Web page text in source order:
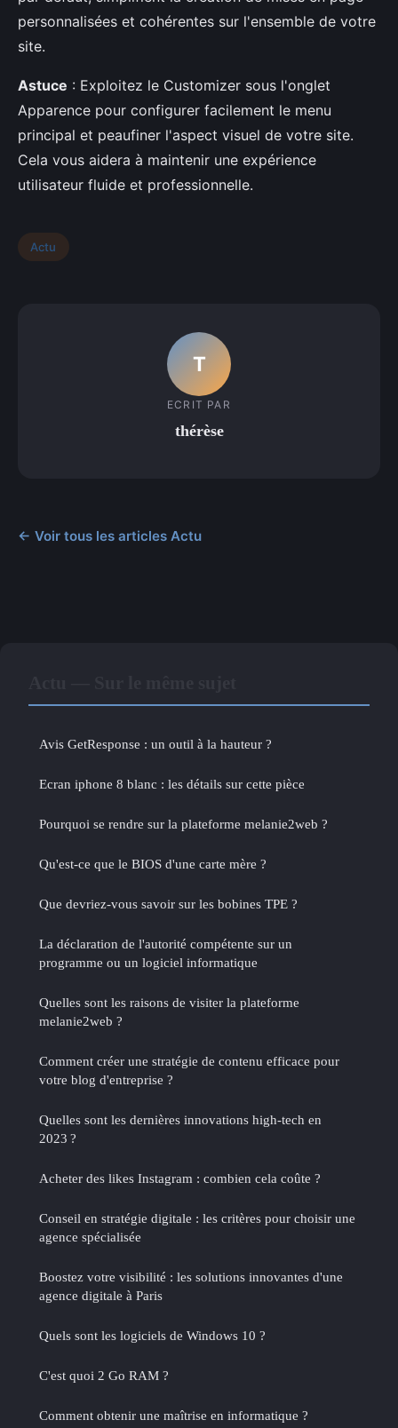
personnalisées et cohérentes sur l'ensemble de votre
site.
Astuce : Exploitez le Customizer sous l'onglet
Apparence pour configurer facilement le menu
principal et peaufiner l'aspect visuel de votre site.
Cela vous aidera à maintenir une expérience
utilisateur fluide et professionnelle.
Actu
T
ECRIT PAR
thérèse
← Voir tous les articles Actu
Avis GetResponse : un outil à la hauteur ?
Ecran iphone 8 blanc : les détails sur cette pièce
Pourquoi se rendre sur la plateforme melanie2web ?
Qu'est-ce que le BIOS d'une carte mère ?
Que devriez-vous savoir sur les bobines TPE ?
La déclaration de l'autorité compétente sur un
programme ou un logiciel informatique
Quelles sont les raisons de visiter la plateforme
melanie2web ?
Comment créer une stratégie de contenu efficace pour
votre blog d'entreprise ?
Quelles sont les dernières innovations high-tech en
2023 ?
Acheter des likes Instagram : combien cela coûte ?
Conseil en stratégie digitale : les critères pour choisir une
agence spécialisée
Boostez votre visibilité : les solutions innovantes d'une
agence digitale à Paris
Quels sont les logiciels de Windows 10 ?
C'est quoi 2 Go RAM ?
Comment obtenir une maîtrise en informatique ?